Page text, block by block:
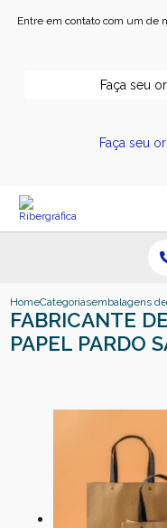
Entre em contato com um de
Faça seu
Faça seu
HomeCategoriasembalagens
FABRICANTE
PAPEL PARDO